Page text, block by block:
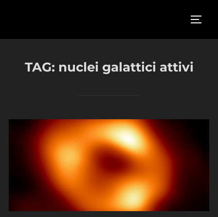
TAG: nuclei galattici attivi